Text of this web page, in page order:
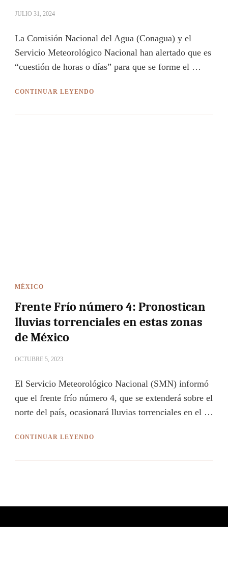
JULIO 31, 2024
La Comisión Nacional del Agua (Conagua) y el
Servicio Meteorológico Nacional han alertado que es
“cuestión de horas o días” para que se forme el …
CONTINUAR LEYENDO
MÉXICO
Frente Frío número 4: Pronostican
lluvias torrenciales en estas zonas
de México
OCTUBRE 5, 2023
El Servicio Meteorológico Nacional (SMN) informó
que el frente frío número 4, que se extenderá sobre el
norte del país, ocasionará lluvias torrenciales en el …
CONTINUAR LEYENDO